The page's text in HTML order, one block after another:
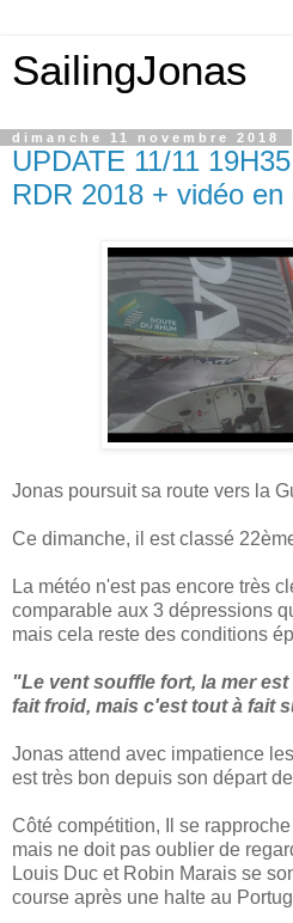
SailingJonas
dimanche 11 novembre 2018
UPDATE 11/11
RDR 2018 + vidéo
Jonas poursuit sa route vers la
Ce dimanche, il est classé
La météo n'est pas encore très
comparable aux 3 dépressions
mais cela reste des conditions
"Le vent souffle fort, la mer
fait froid, mais c'est tout à fait
Jonas attend avec impatience
est très bon depuis son départ
Côté compétition, Il se
mais ne doit pas oublier de
Louis Duc et Robin Marais se
course après une halte au